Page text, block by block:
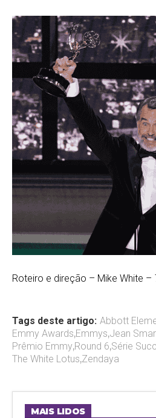
Roteiro e direção – Mike White –
Tags deste artigo: Abbott
Emmy Awards,Emmys,Jean
Prêmio Emmy,Round 6,Série
The White Lotus,Zendaya
MAIS LIDOS